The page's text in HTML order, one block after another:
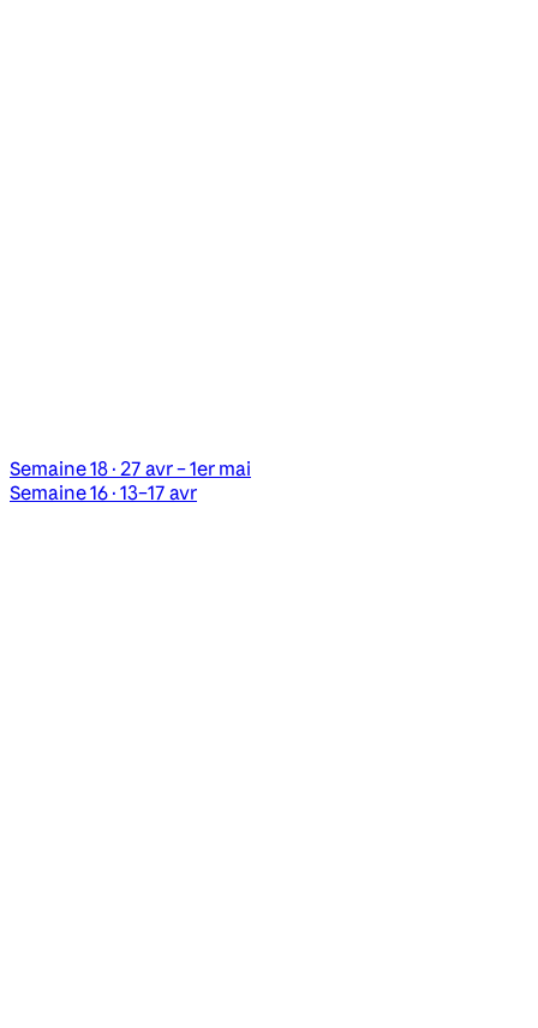
Semaine 18 · 27 avr – 1er mai
Semaine 16 · 13–17 avr